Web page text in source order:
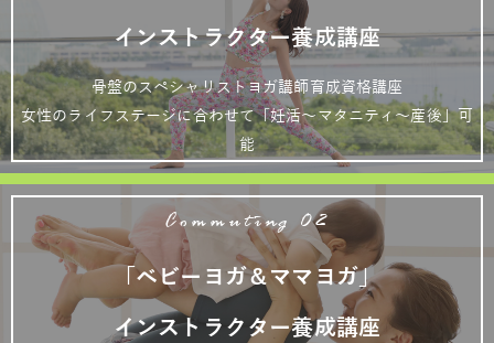
インストラクター養成講座
骨盤のスペシャリストヨガ講師育成資格講座
女性のライフステージに合わせて「妊活～マタニティ～産後」可
能
Commuting 02
「ベビーヨガ＆ママヨガ」
インストラクター養成講座